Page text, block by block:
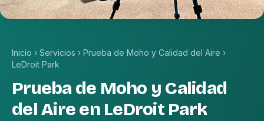
Inicio › Servicios › Prueba de Moho y Calidad del Aire ›
LeDroit Park
Prueba de Moho y Calidad
del Aire en LeDroit Park